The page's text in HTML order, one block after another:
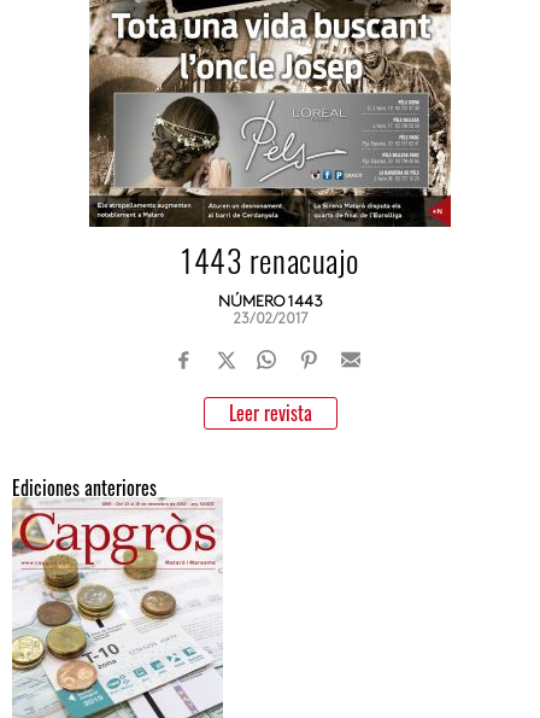
1443 renacuajo
NÚMERO 1443
23/02/2017
Leer revista
Ediciones anteriores